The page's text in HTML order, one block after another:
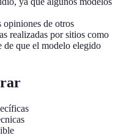
opiniones de otros
realizadas por sitios como
de que el modelo elegido